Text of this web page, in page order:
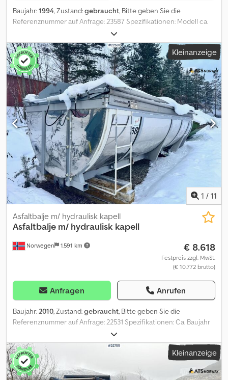
Baujahr:1994, Zustand:gebraucht, Bitte geben Sie die
Referenznummer auf Anfrage: 23587 Spezifikationen: Modell ca.
1994 Bereit zur Lieferung Eigengewicht: 123 Model: 113 Hytte =
Weitere Informationen = Verwendungszweck: Gütertransport
Csdpozqk Epjfx Aaveha Wenden Sie sich an ATS Norway, um
weitere Informationen zu erhalten.
Kleinanzeige
1 / 11
Norwegen 1.591 km
Asfaltbalje m/ hydraulisk kapell
Asfaltbalje m/ hydraulisk kapell
€ 8.618
Festpreis zzgl. MwSt.
(€ 10.772 brutto)
Anfragen Anrufen
Baujahr:2010, Zustand:gebraucht, Bitte geben Sie die
Referenznummer auf Anfrage: 22531 Spezifikationen: Ca. Baujahr
2010 War auf einem 3-achsigen Lkw montiert Ca. 13 m³ (laut
Eigentümer) Hydraulische Plane Sofort lieferbereit Eigengewicht:
11 Model: Ca. 2010 Asfaltbalje m/ Hydraulisk kapell. = Weitere
Informationen = Verwendungszweck: Gütertransport Wenden Sie
sich an ATS Norway, um weitere Informationen zu erhalten.
Kleinanzeige